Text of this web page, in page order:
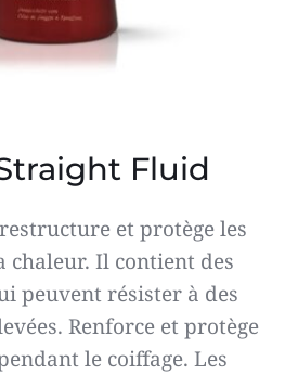
Fluid
et protège les
chaleur. Il contient des
peuvent résister à des
Renforce et protège
le coiffage. Les